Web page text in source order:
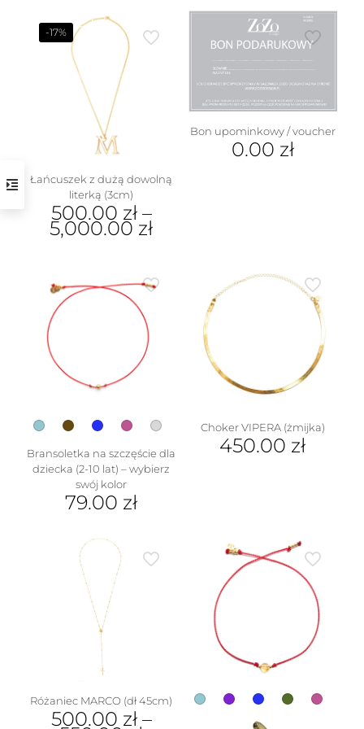
-17%
Łańcuszek z dużą dowolną
literką (3cm)
500.00 zł–
5,000.00 zł
wiele
wariantów.
stronie
Bon upominkowy / voucher
0.00 zł
Bransoletka na szczęście dla
dziecka (2-10 lat) – wybierz
swój kolor
79.00 zł
produkt
ma
wiele
wariantów.
Opcje
można
wybrać
na
produktu
Choker VIPERA (żmijka)
450.00 zł
Różaniec MARCO (dł 45cm)
500.00 zł–